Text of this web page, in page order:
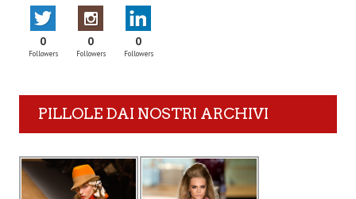
0
Followers
0
Followers
0
Followers
PILLOLE DAI NOSTRI ARCHIVI